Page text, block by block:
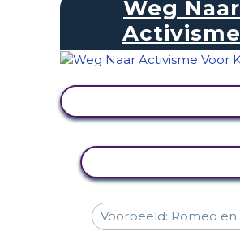
Weg Naar
Activisme